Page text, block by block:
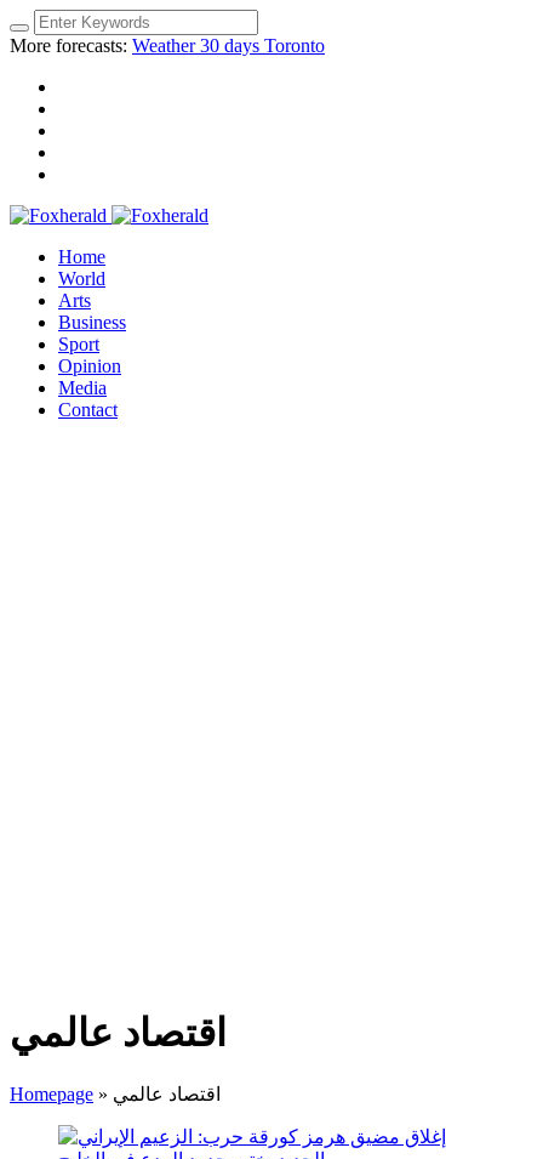
More forecasts: Weather 30 days Toronto
Home
World
Arts
Business
Sport
Opinion
Media
Contact
اقتصاد عالمي
Homepage » اقتصاد عالمي